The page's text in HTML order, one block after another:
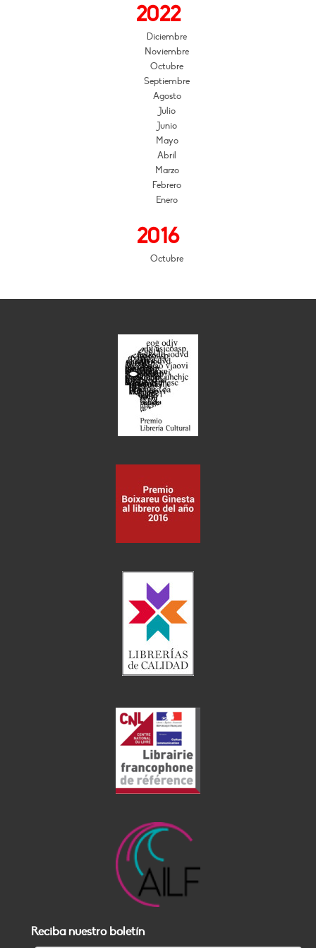
2022
Diciembre
Noviembre
Octubre
Septiembre
Agosto
Julio
Junio
Mayo
Abril
Marzo
Febrero
Enero
2016
Octubre
Reciba nuestro boletín